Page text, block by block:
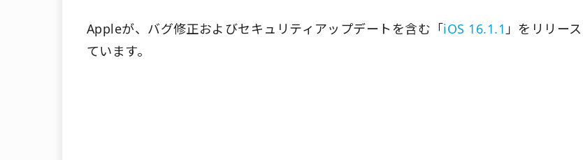
Appleが、バグ修正およびセキュリティアップデートを含む「iOS 16.1.1」をリリー
ています。